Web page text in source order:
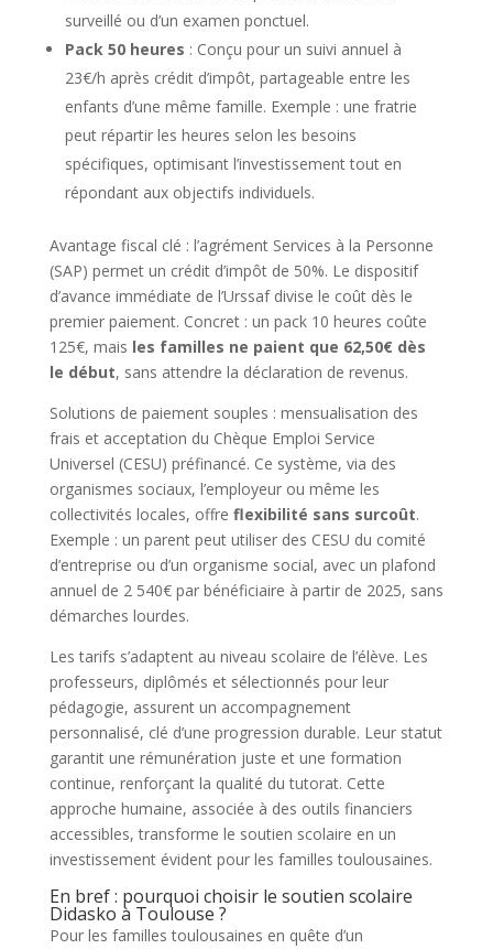
surveillé ou d’un examen ponctuel.
Pack 50 heures : Conçu pour un suivi annuel à
23€/h après crédit d’impôt, partageable entre les
enfants d’une même famille. Exemple : une fratrie
peut répartir les heures selon les besoins
spécifiques, optimisant l’investissement tout en
répondant aux objectifs individuels.
Avantage fiscal clé : l’agrément Services à la Personne
(SAP) permet un crédit d’impôt de 50%. Le dispositif
d’avance immédiate de l’Urssaf divise le coût dès le
premier paiement. Concret : un pack 10 heures coûte
125€, mais les familles ne paient que 62,50€ dès
le début, sans attendre la déclaration de revenus.
Solutions de paiement souples : mensualisation des
frais et acceptation du Chèque Emploi Service
Universel (CESU) préfinancé. Ce système, via des
organismes sociaux, l’employeur ou même les
collectivités locales, offre flexibilité sans surcoût.
Exemple : un parent peut utiliser des CESU du comité
d’entreprise ou d’un organisme social, avec un plafond
annuel de 2 540€ par bénéficiaire à partir de 2025, sans
démarches lourdes.
Les tarifs s’adaptent au niveau scolaire de l’élève. Les
professeurs, diplômés et sélectionnés pour leur
pédagogie, assurent un accompagnement
personnalisé, clé d’une progression durable. Leur statut
garantit une rémunération juste et une formation
continue, renforçant la qualité du tutorat. Cette
approche humaine, associée à des outils financiers
accessibles, transforme le soutien scolaire en un
investissement évident pour les familles toulousaines.
En bref : pourquoi choisir le soutien scolaire
Didasko à Toulouse ?
Pour les familles toulousaines en quête d’un